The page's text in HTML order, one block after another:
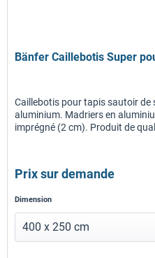
Bänfer Caillebotis Super
Caillebotis pour tapis sautoir de
aluminium. Madriers en
imprégné (2 cm). Produit de
Prix sur demande
Dimension